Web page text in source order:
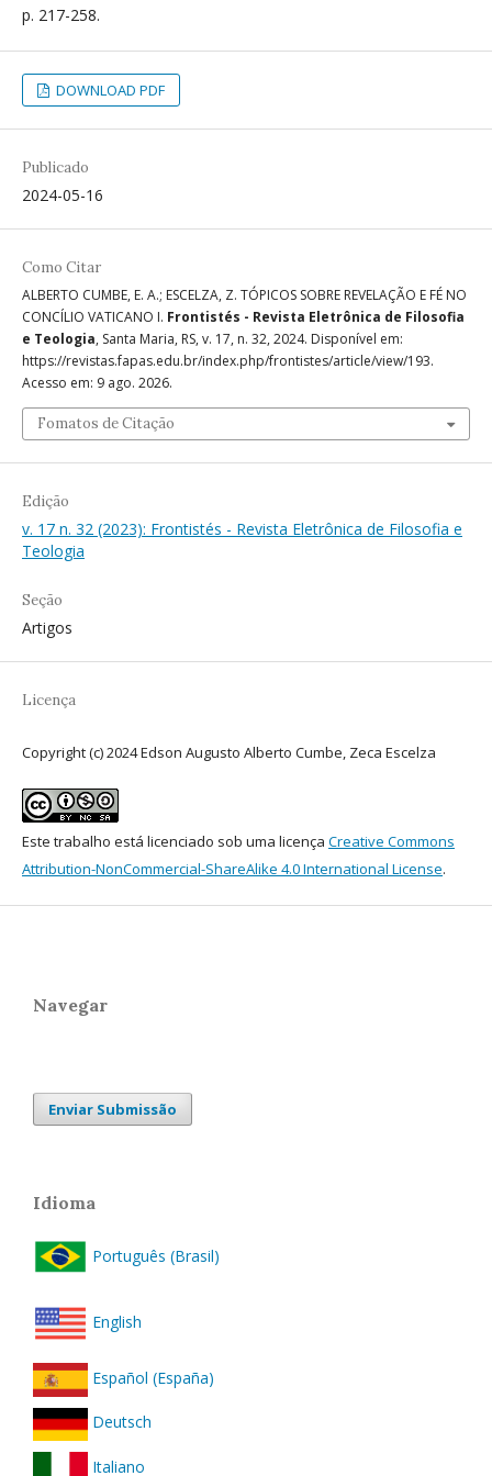
p. 217-258.
DOWNLOAD PDF
Publicado
2024-05-16
Como Citar
ALBERTO CUMBE, E. A.; ESCELZA, Z. TÓPICOS SOBRE REVELAÇÃO E FÉ NO
CONCÍLIO VATICANO I. Frontistés - Revista Eletrônica de Filosofia
e Teologia, Santa Maria, RS, v. 17, n. 32, 2024. Disponível em:
https://revistas.fapas.edu.br/index.php/frontistes/article/view/193.
Acesso em: 9 ago. 2026.
Fomatos de Citação
Edição
v. 17 n. 32 (2023): Frontistés - Revista Eletrônica de Filosofia e
Teologia
Seção
Artigos
Licença
Copyright (c) 2024 Edson Augusto Alberto Cumbe, Zeca Escelza
Este trabalho está licenciado sob uma licença Creative Commons
Attribution-NonCommercial-ShareAlike 4.0 International License.
Navegar
Enviar Submissão
Idioma
Português (Brasil)
English
Español (España)
Deutsch
Italiano